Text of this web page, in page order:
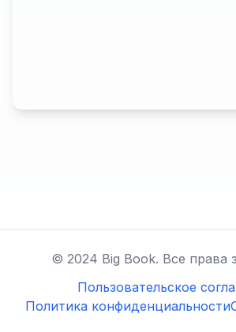
© 2024 Big Book. Все права
Пользовательское
Политика конфиденциальности